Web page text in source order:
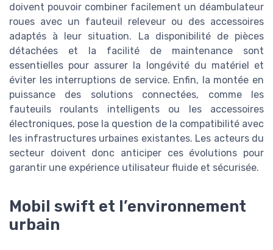
doivent pouvoir combiner facilement un déambulateur
roues avec un fauteuil releveur ou des accessoires
adaptés à leur situation. La disponibilité de pièces
détachées et la facilité de maintenance sont
essentielles pour assurer la longévité du matériel et
éviter les interruptions de service. Enfin, la montée en
puissance des solutions connectées, comme les
fauteuils roulants intelligents ou les accessoires
électroniques, pose la question de la compatibilité avec
les infrastructures urbaines existantes. Les acteurs du
secteur doivent donc anticiper ces évolutions pour
garantir une expérience utilisateur fluide et sécurisée.
Mobil swift et l’environnement
urbain